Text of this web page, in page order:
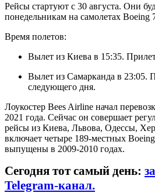
Рейсы стартуют с 30 августа. Они
понедельникам на самолетах Boeing
Время полетов:
Вылет из Киева в 15:35.
Вылет из Самарканда в 23:05.
следующего дня.
Лоукостер Bees Airline начал
2021 года. Сейчас он совершает
рейсы из Киева, Львова, Одессы,
включает четыре 189-местных
выпущены в 2009-2010 годах.
Сегодня тот самый день:
Telegram-канал.